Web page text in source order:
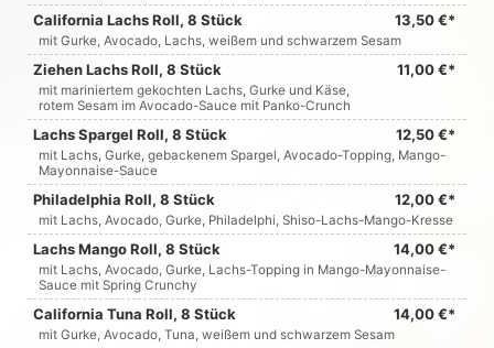
California Lachs Roll, 8 Stück 13,50 €*
mit Gurke, Avocado, Lachs, weißem und schwarzem Sesam
Ziehen Lachs Roll, 8 Stück 11,00 €*
mit mariniertem gekochten Lachs, Gurke und Käse,
rotem Sesam im Avocado-Sauce mit Panko-Crunch
Lachs Spargel Roll, 8 Stück 12,50 €*
mit Lachs, Gurke, gebackenem Spargel, Avocado-Topping, Mango-
Mayonnaise-Sauce
Philadelphia Roll, 8 Stück 12,00 €*
mit Lachs, Avocado, Gurke, Philadelphi, Shiso-Lachs-Mango-Kresse
Lachs Mango Roll, 8 Stück 14,00 €*
mit Lachs, Avocado, Gurke, Lachs-Topping in Mango-Mayonnaise-
Sauce mit Spring Crunchy
California Tuna Roll, 8 Stück 14,00 €*
mit Gurke, Avocado, Tuna, weißem und schwarzem Sesam